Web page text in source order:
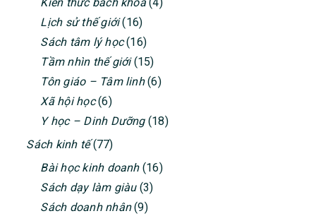
Kiến thức bách khoa(4)
Lịch sử thế giới(16)
Sách tâm lý học(16)
Tầm nhìn thế giới(15)
Tôn giáo – Tâm linh(6)
Xã hội học(6)
Y học – Dinh Dưỡng(18)
Sách kinh tế(77)
Bài học kinh doanh(16)
Sách dạy làm giàu(3)
Sách doanh nhân(9)